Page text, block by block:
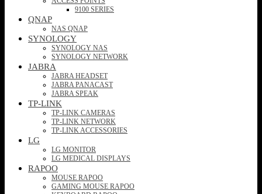
9100 SERIES
QNAP
NAS QNAP
SYNOLOGY
SYNOLOGY NAS
SYNOLOGY NETWORK
JABRA
JABRA HEADSET
JABRA PANACAST
JABRA SPEAK
TP-LINK
TP-LINK CAMERAS
TP-LINK NETWORK
TP-LINK ACCESSORIES
LG
LG MONITOR
LG MEDICAL DISPLAYS
RAPOO
MOUSE RAPOO
GAMING MOUSE RAPOO